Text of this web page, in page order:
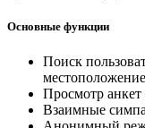
Основные функции
Поиск
местоположение
Просмотр анкет
Взаимные